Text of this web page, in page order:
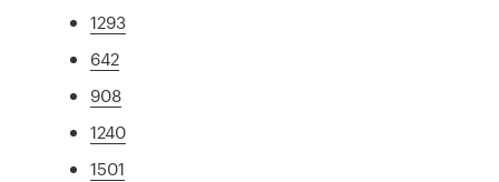
1293
642
908
1240
1501